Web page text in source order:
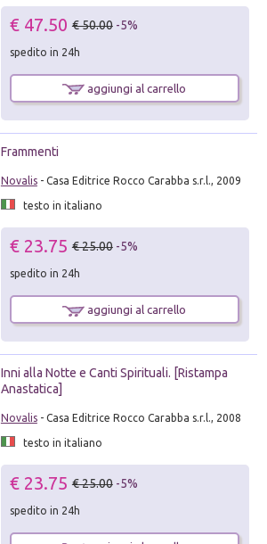
€ 47.50 € 50.00 -5%
spedito in 24h
aggiungi al carrello
Frammenti
Novalis- Casa Editrice Rocco Carabba s.r.l., 2009
testo in italiano
€ 23.75 € 25.00 -5%
spedito in 24h
aggiungi al carrello
Inni alla Notte e Canti Spirituali. [Ristampa
Anastatica]
Novalis- Casa Editrice Rocco Carabba s.r.l., 2008
testo in italiano
€ 23.75 € 25.00 -5%
spedito in 24h